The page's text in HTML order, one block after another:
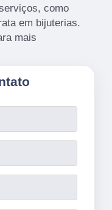
como
em bijuterias.
mais